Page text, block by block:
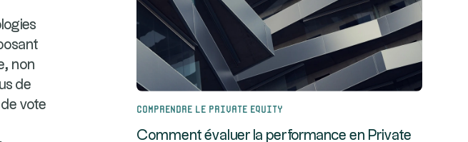
non
de
vote
Comprendre le Private Equity
Comment évaluer la performance en Private